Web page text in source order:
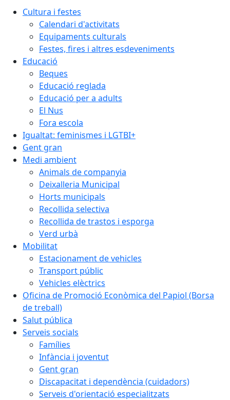
Cultura i festes
Calendari d'activitats
Equipaments culturals
Festes, fires i altres esdeveniments
Educació
Beques
Educació reglada
Educació per a adults
El Nus
Fora escola
Igualtat: feminismes i LGTBI+
Gent gran
Medi ambient
Animals de companyia
Deixalleria Municipal
Horts municipals
Recollida selectiva
Recollida de trastos i esporga
Verd urbà
Mobilitat
Estacionament de vehicles
Transport públic
Vehicles elèctrics
Oficina de Promoció Econòmica del Papiol (Borsa
de treball)
Salut pública
Serveis socials
Famílies
Infància i joventut
Gent gran
Discapacitat i dependència (cuidadors)
Serveis d'orientació especialitzats